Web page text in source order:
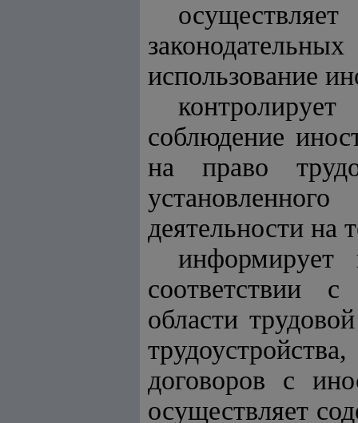
использование
соблюдение
на право
деятельности на
соответствии
области
договоров с
осуществляет